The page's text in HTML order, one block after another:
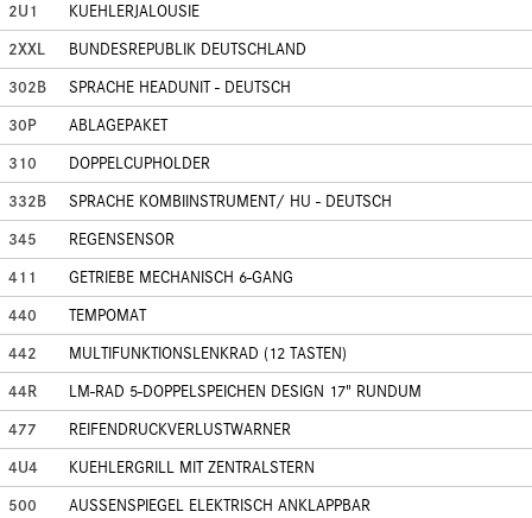
2U1
KUEHLERJALOUSIE
2XXL
BUNDESREPUBLIK DEUTSCHLAND
302B
SPRACHE HEADUNIT - DEUTSCH
30P
ABLAGEPAKET
310
DOPPELCUPHOLDER
332B
SPRACHE KOMBIINSTRUMENT/ HU - DEUTSCH
345
REGENSENSOR
411
GETRIEBE MECHANISCH 6-GANG
440
TEMPOMAT
442
MULTIFUNKTIONSLENKRAD (12 TASTEN)
44R
LM-RAD 5-DOPPELSPEICHEN DESIGN 17" RUNDUM
477
REIFENDRUCKVERLUSTWARNER
4U4
KUEHLERGRILL MIT ZENTRALSTERN
500
AUSSENSPIEGEL ELEKTRISCH ANKLAPPBAR